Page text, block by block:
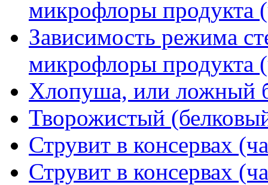
микрофлоры продукта
Зависимость режима
микрофлоры продукта
Хлопуша, или ложный
Творожистый
Струвит в консервах
Струвит в консервах